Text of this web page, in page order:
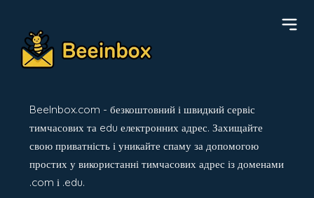
BeeInbox.com - безкоштовний і швидкий сервіс
тимчасових та edu електронних адрес. Захищайте
свою приватність і уникайте спаму за допомогою
простих у використанні тимчасових адрес із доменами
.com і .edu.